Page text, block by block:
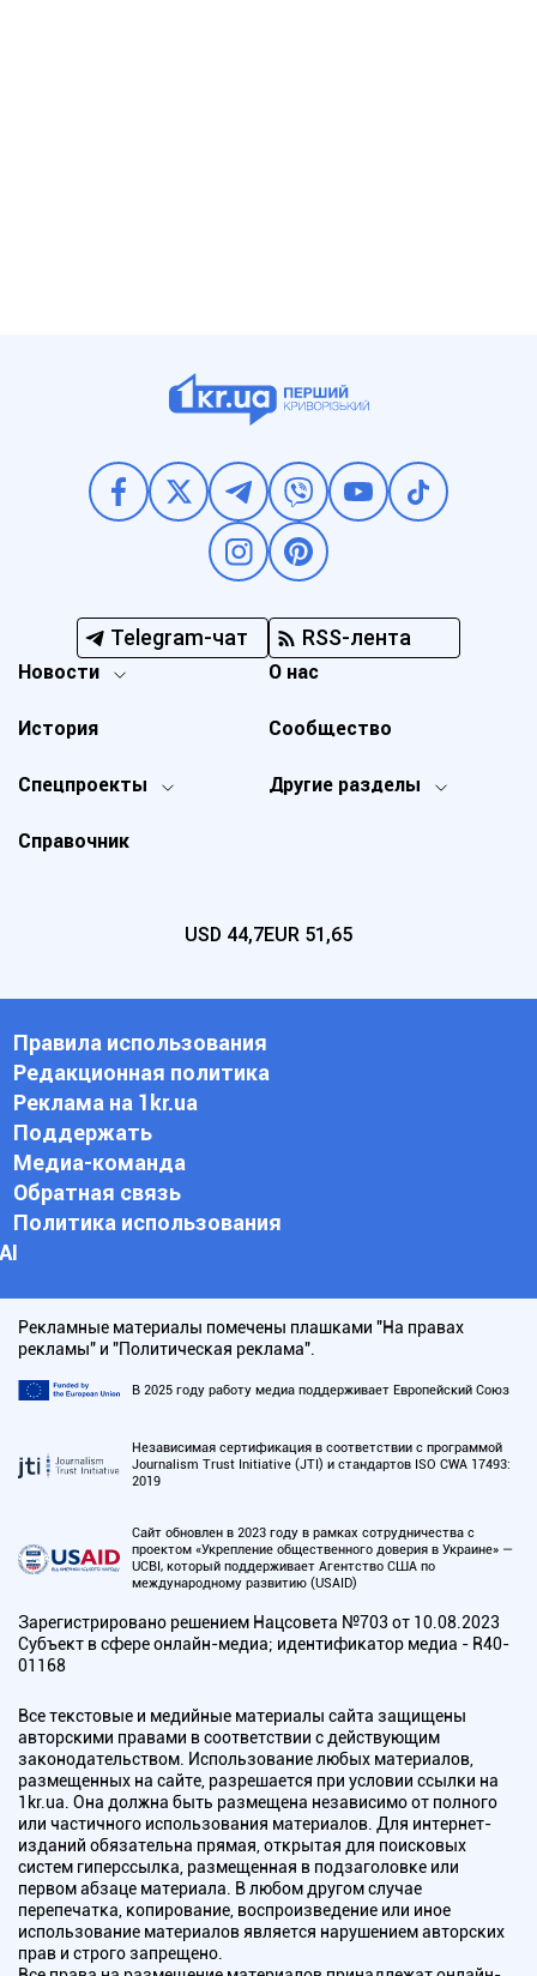
Telegram-чат RSS-лента
Новости
Спецпроекты Другие разделы
История
О нас
Справочник
Сообщество
USD 44,7EUR 51,65
Правила использования
Редакционная политика
Реклама на 1kr.ua
Поддержать
Медиа-команда
Обратная связь
Политика использования
АI
Рекламные материалы помечены плашками "На правах
рекламы" и "Политическая реклама".
В 2025 году работу медиа поддерживает Европейский Союз
Независимая сертификация в соответствии с программой
Journalism Trust Initiative (JTI) и стандартов ISO CWA 17493:
2019
Сайт обновлен в 2023 году в рамках сотрудничества с
проектом «Укрепление общественного доверия в Украине» —
UCBI, который поддерживает Агентство США по
международному развитию (USAID)
Зарегистрировано решением Нацсовета №703 от 10.08.2023
Субъект в сфере онлайн-медиа; идентификатор медиа - R40-
01168
Все текстовые и медийные материалы сайта защищены
авторскими правами в соответствии с действующим
законодательством. Использование любых материалов,
размещенных на сайте, разрешается при условии ссылки на
1kr.ua. Она должна быть размещена независимо от полного
или частичного использования материалов. Для интернет-
изданий обязательна прямая, открытая для поисковых
систем гиперссылка, размещенная в подзаголовке или
первом абзаце материала. В любом другом случае
перепечатка, копирование, воспроизведение или иное
использование материалов является нарушением авторских
прав и строго запрещено.